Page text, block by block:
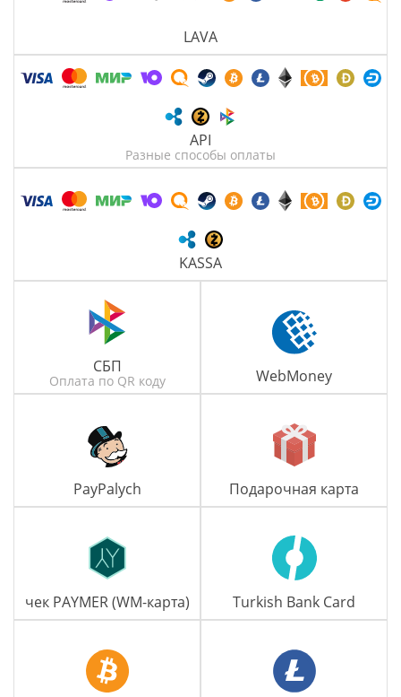
LAVA
API
Разные способы оплаты
KASSA
СБП
Оплата по QR коду WebMoney
PayPalych Подарочная карта
чек PAYMER (WM-карта) Turkish Bank Card